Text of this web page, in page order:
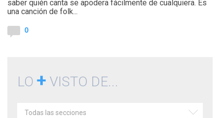
saber quién canta se apodera fácilmente de cualquiera. Es
una canción de folk...
0
LO + VISTO DE...
Todas las secciones